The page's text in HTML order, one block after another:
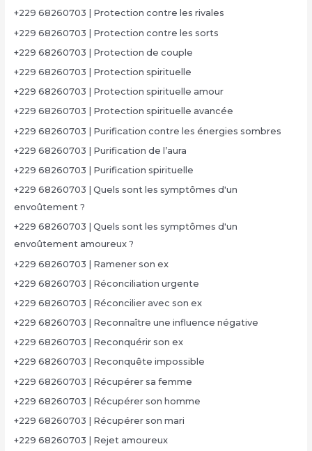
+229 68260703 | Protection contre les rivales
+229 68260703 | Protection contre les sorts
+229 68260703 | Protection de couple
+229 68260703 | Protection spirituelle
+229 68260703 | Protection spirituelle amour
+229 68260703 | Protection spirituelle avancée
+229 68260703 | Purification contre les énergies sombres
+229 68260703 | Purification de l’aura
+229 68260703 | Purification spirituelle
+229 68260703 | Quels sont les symptômes d'un
envoûtement ?
+229 68260703 | Quels sont les symptômes d'un
envoûtement amoureux ?
+229 68260703 | Ramener son ex
+229 68260703 | Réconciliation urgente
+229 68260703 | Réconcilier avec son ex
+229 68260703 | Reconnaître une influence négative
+229 68260703 | Reconquérir son ex
+229 68260703 | Reconquête impossible
+229 68260703 | Récupérer sa femme
+229 68260703 | Récupérer son homme
+229 68260703 | Récupérer son mari
+229 68260703 | Rejet amoureux